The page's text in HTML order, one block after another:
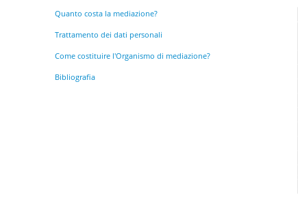
Quanto costa la mediazione?
Trattamento dei dati personali
Come costituire l'Organismo di mediazione?
Bibliografia